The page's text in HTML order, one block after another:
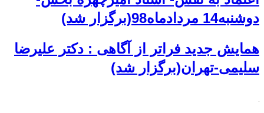
دوشنبه14 مردادماه98(برگزار شد)
همایش جدید فراتر از آگاهی : دکتر علیرضا
سلیمی-تهران(برگزار شد)